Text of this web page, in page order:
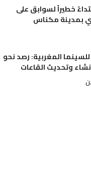
خطيراً لسوابق على
بمدينة مكناس
المغربية: رصد نحو